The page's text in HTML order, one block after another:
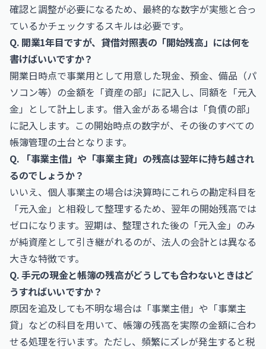
確認と調整が必要になるため、最終的な数字が実態と合っ
ているかチェックするスキルは必要です。
Q. 開業1年目ですが、貸借対照表の「開始残高」には何を
書けばいいですか？
開業日時点で事業用として用意した現金、預金、備品（パ
ソコン等）の金額を「資産の部」に記入し、同額を「元入
金」として計上します。借入金がある場合は「負債の部」
に記入します。この開始時点の数字が、その後のすべての
帳簿管理の土台となります。
Q. 「事業主借」や「事業主貸」の残高は翌年に持ち越され
るのでしょうか？
いいえ、個人事業主の場合は決算時にこれらの勘定科目を
「元入金」と相殺して整理するため、翌年の開始残高では
ゼロになります。翌期は、整理された後の「元入金」のみ
が純資産として引き継がれるのが、法人の会計とは異なる
大きな特徴です。
Q. 手元の現金と帳簿の残高がどうしても合わないときはど
うすればいいですか？
原因を追及しても不明な場合は「事業主借」や「事業主
貸」などの科目を用いて、帳簿の残高を実際の金額に合わ
せる処理を行います。ただし、頻繁にズレが発生すると税